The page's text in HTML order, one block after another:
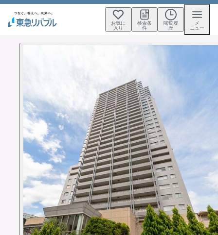
お気に
入り
検索条
件
閲覧履
歴
メ
ニュー